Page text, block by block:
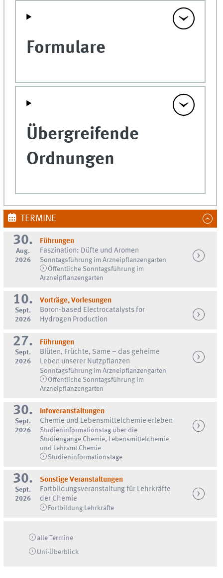
Formulare
Übergreifende
Ordnungen
TERMINE
30.
Aug.
2026
Führungen
Faszination: Düfte und Aromen
Sonntagsführung im Arzneipflanzengarten
Öffentliche Sonntagsführung im
Arzneipflanzengarten
10.
Sept.
2026
Vorträge, Vorlesungen
Boron-based Electrocatalysts for
Hydrogen Production
27.
Sept.
2026
Führungen
Blüten, Früchte, Same – das geheime
Leben unserer Nutzpflanzen
Sonntagsführung im Arzneipflanzengarten
Öffentliche Sonntagsführung im
Arzneipflanzengarten
30.
Sept.
2026
Infoveranstaltungen
Chemie und Lebensmittelchemie erleben
Studieninformationstag über die
Studiengänge Chemie, Lebensmittelchemie
und Lehramt Chemie
Studieninformationstage
30.
Sept.
2026
Sonstige Veranstaltungen
Fortbildungsveranstaltung für Lehrkräfte
der Chemie
Fortbildung Lehrkräfte
alle Termine
Uni-Überblick